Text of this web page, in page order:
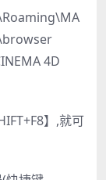
4D
】,就可